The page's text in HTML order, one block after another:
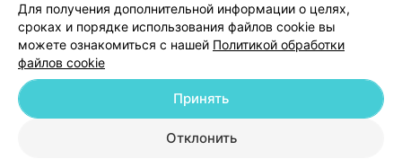
Обработка персональных данных
© 2026 ООО «Артокс Лаб», УНП 191700409| 220012, Республика Беларусь,
Для получения дополнительной информации о целях,
сроках и порядке использования файлов cookie вы
можете ознакомиться с нашей Политикой обработки
файлов cookie
Отклонить
Принять